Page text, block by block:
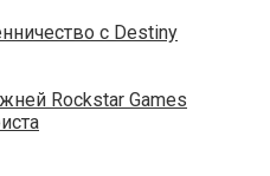
с Destiny
Rockstar Games